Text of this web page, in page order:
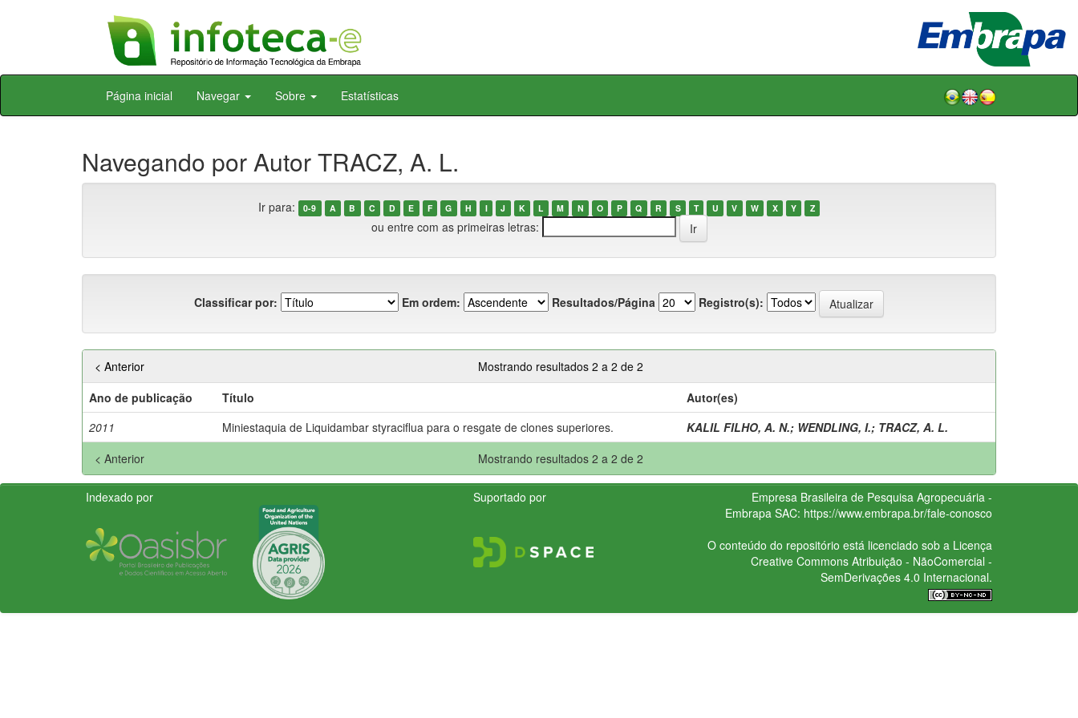
Skip
Página inicial Navegar Sobre Estatísticas
Navegando por Autor TRACZ, A. L.
Ir para: 0-9 A B C D E F G H I J K L M N O P Q R S T U V W X Y Z
ou entre com as primeiras letras:
Classificar por: Em ordem: Resultados/Página Registro(s):
Mostrando resultados 2 a 2 de 2
< Anterior
Ano de publicação
Título
Autor(es)
2011
Miniestaquia de Liquidambar styraciflua para o resgate de clones superiores. KALIL FILHO, A. N.; WENDLING, I.; TRACZ, A. L.
Mostrando resultados 2 a 2 de 2
< Anterior
Indexado por Suportado por
Empresa Brasileira de Pesquisa Agropecuária -
Embrapa SAC: https://www.embrapa.br/fale-conosco
O conteúdo do repositório está licenciado sob a Licença
Creative CommonsAtribuição - NãoComercial -
SemDerivações 4.0 Internacional.